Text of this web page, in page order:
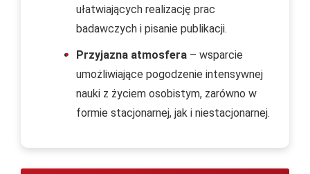
ułatwiających realizację prac
badawczych i pisanie publikacji.
Przyjazna atmosfera – wsparcie
umożliwiające pogodzenie intensywnej
nauki z życiem osobistym, zarówno w
formie stacjonarnej, jak i niestacjonarnej.